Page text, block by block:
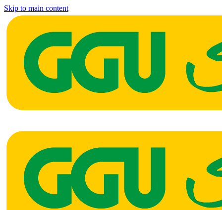
Skip to main content